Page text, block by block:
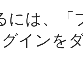
には、
インを